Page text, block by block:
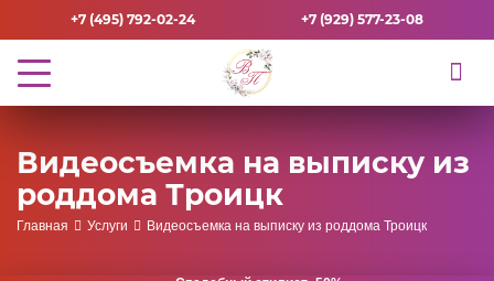
+7 (495) 792-02-24 +7 (929) 577-23-08
Видеосъемка на выписку из
роддома Троицк
Главная Услуги Видеосъемка на выписку из роддома Троицк